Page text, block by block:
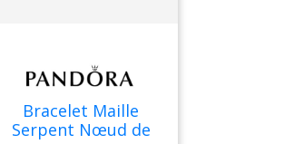
Bracelet Maille
Serpent Nœud de